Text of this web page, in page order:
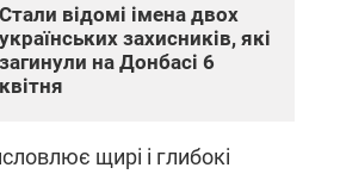
Стали відомі імена двох
українських захисників, які
загинули на Донбасі 6
квітня
щирі і глибокі